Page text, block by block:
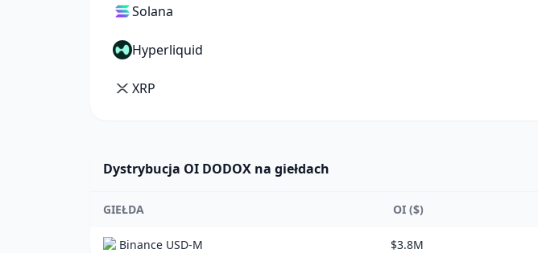
Solana
Hyperliquid
XRP
Dystrybucja OI DODOX na giełdach
GIEŁDA OI ($)
Binance USD-M $3.8M